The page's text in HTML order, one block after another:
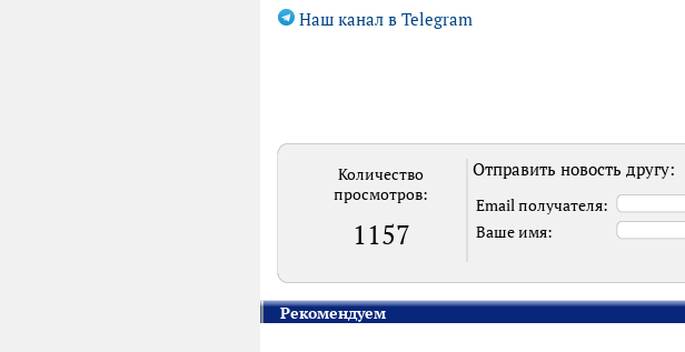
Наш канал в Telegram
Количество
просмотров:
1157
Отправить новость другу:
Email получателя:
Ваше имя:
Рекомендуем